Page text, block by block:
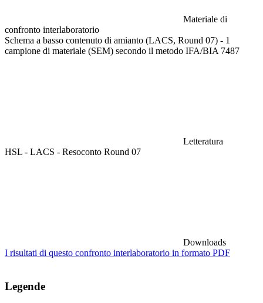
Materiale di
confronto interlaboratorio
Schema a basso contenuto di amianto (LACS, Round 07) - 1
campione di materiale (SEM) secondo il metodo IFA/BIA 7487
Letteratura
HSL - LACS - Resoconto Round 07
Downloads
I risultati di questo confronto interlaboratorio in formato PDF
Legende